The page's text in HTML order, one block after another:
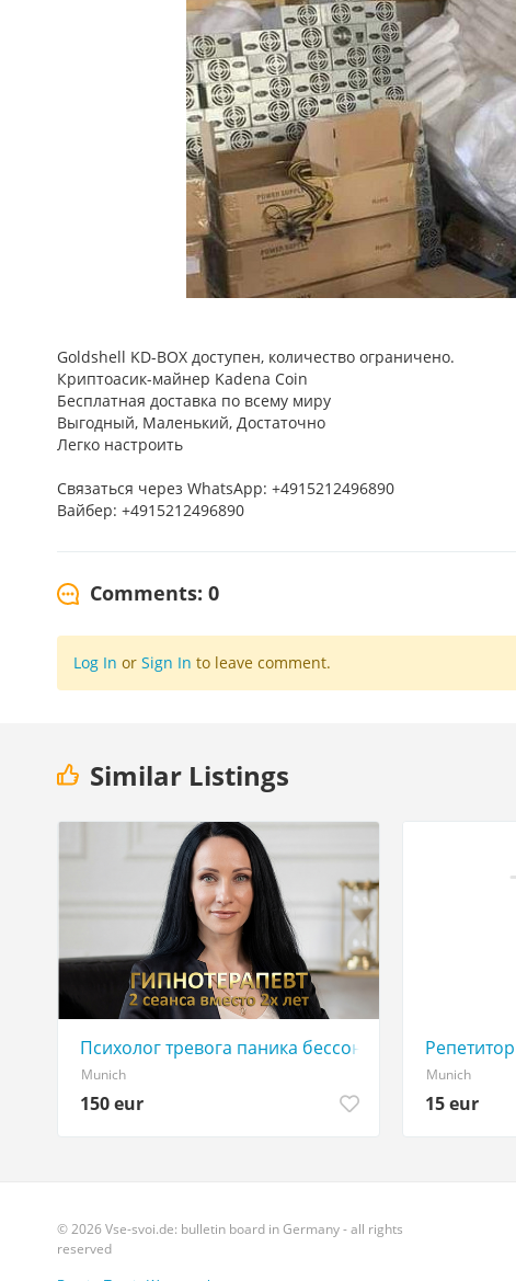
Goldshell KD-BOX доступен, количество ограничено.
Криптоасик-майнер Kadena Coin
Бесплатная доставка по всему миру
Выгодный, Маленький, Достаточно
Легко настроить
Связаться через WhatsApp: +4915212496890
Вайбер: +4915212496890
Comments: 0
Log In or Sign In to leave comment.
Similar Listings
Психолог тревога паника бессонница выгорание
Munich
150 eur
Munich
15 eur
© 2026 Vse-svoi.de: bulletin board in Germany - all rights
reserved